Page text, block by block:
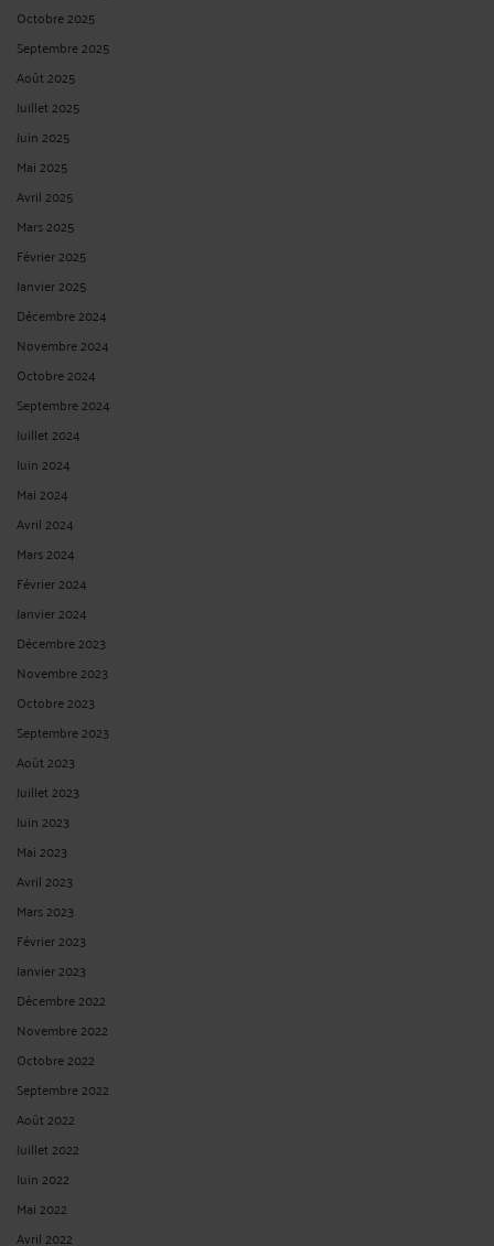
Octobre 2025
Septembre 2025
Août 2025
Juillet 2025
Juin 2025
Mai 2025
Avril 2025
Mars 2025
Février 2025
Janvier 2025
Décembre 2024
Novembre 2024
Octobre 2024
Septembre 2024
Juillet 2024
Juin 2024
Mai 2024
Avril 2024
Mars 2024
Février 2024
Janvier 2024
Décembre 2023
Novembre 2023
Octobre 2023
Septembre 2023
Août 2023
Juillet 2023
Juin 2023
Mai 2023
Avril 2023
Mars 2023
Février 2023
Janvier 2023
Décembre 2022
Novembre 2022
Octobre 2022
Septembre 2022
Août 2022
Juillet 2022
Juin 2022
Mai 2022
Avril 2022